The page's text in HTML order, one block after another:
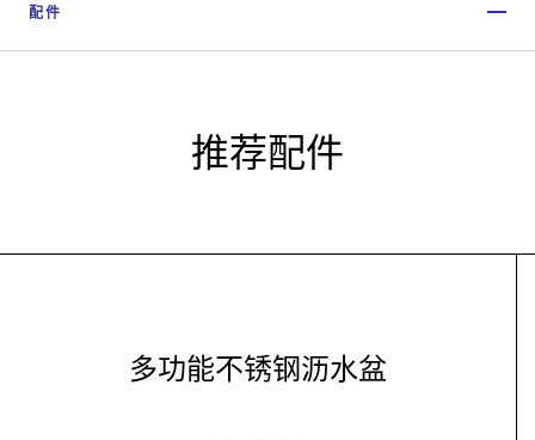
配件
推荐配件
多功能不锈钢沥水盆